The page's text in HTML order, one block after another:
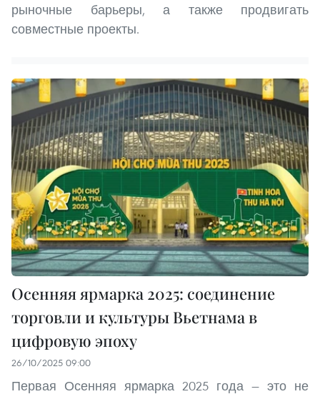
рыночные барьеры, а также продвигать
совместные проекты.
Осенняя ярмарка 2025: соединение
торговли и культуры Вьетнама в
цифровую эпоху
26/10/2025 09:00
Первая Осенняя ярмарка 2025 года — это не